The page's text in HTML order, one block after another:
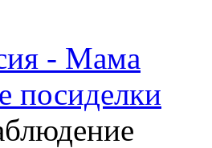
- Мама
посиделки